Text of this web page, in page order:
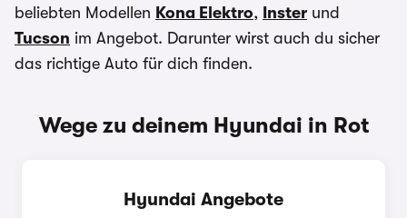
beliebten Modellen Kona Elektro, Inster und
Tucson im Angebot. Darunter wirst auch du sicher
das richtige Auto für dich finden.
Wege zu deinem Hyundai in Rot
Hyundai Angebote